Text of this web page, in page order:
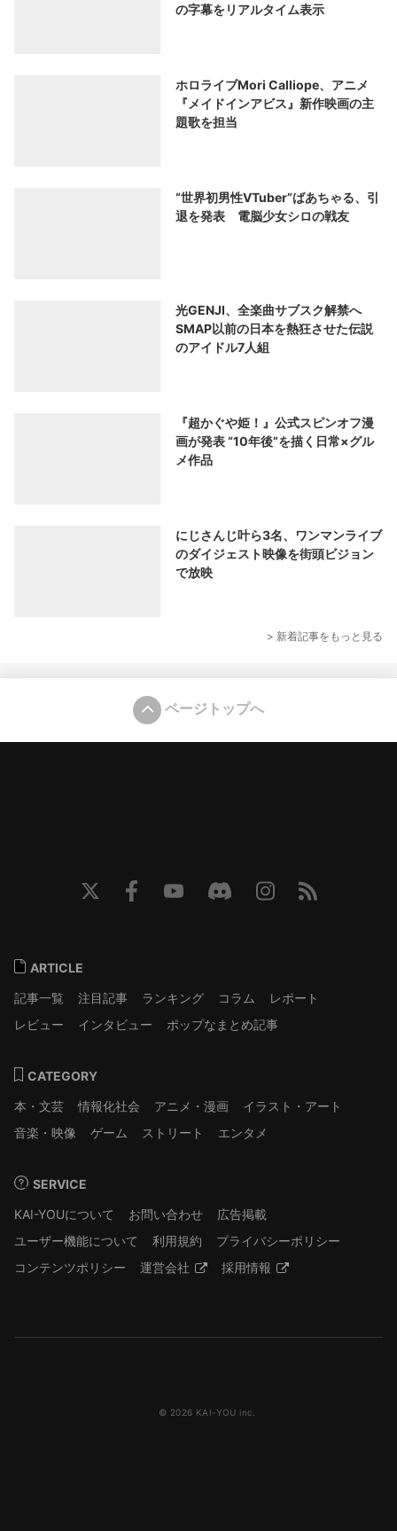
の字幕をリアルタイム表示
ホロライブMori Calliope、アニメ
『メイドインアビス』新作映画の主
題歌を担当
“世界初男性VTuber”ばあちゃる、引
退を発表 電脳少女シロの戦友
光GENJI、全楽曲サブスク解禁へ
SMAP以前の日本を熱狂させた伝説
のアイドル7人組
『超かぐや姫！』公式スピンオフ漫
画が発表 “10年後”を描く日常×グル
メ作品
にじさんじ叶ら3名、ワンマンライブ
のダイジェスト映像を街頭ビジョン
で放映
> 新着記事をもっと見る
ページトップへ
ARTICLE
記事一覧
注目記事 ランキング コラム
レポート
レビュー
インタビュー ポップなまとめ記事
CATEGORY
本・文芸
情報化社会 アニメ・漫画
イラスト・アート
音楽・映像
ゲーム ストリート エンタメ
SERVICE
KAI-YOUについて
お問い合わせ
広告掲載
ユーザー機能について
利用規約
プライバシーポリシー
コンテンツポリシー
運営会社 採用情報
© 2026 KAI-YOU inc.